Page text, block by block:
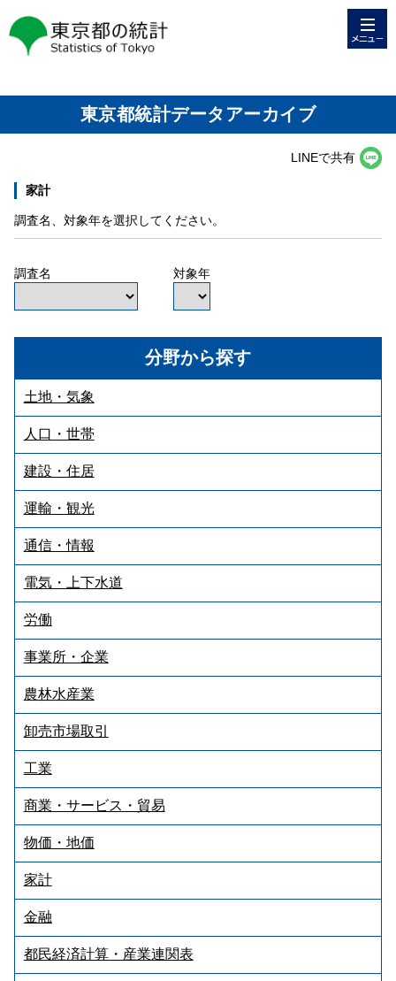
東京都の統計
東京都統計データアーカイブ
LINEで共有
分野から探す
土地・気象
人口・世帯
建設・住居
運輸・観光
通信・情報
電気・上下水道
労働
事業所・企業
農林水産業
卸売市場取引
工業
商業・サービス・貿易
物価・地価
家計
金融
都民経済計算・産業連関表
家計
調査名、対象年を選択してください。
調査名 対象年